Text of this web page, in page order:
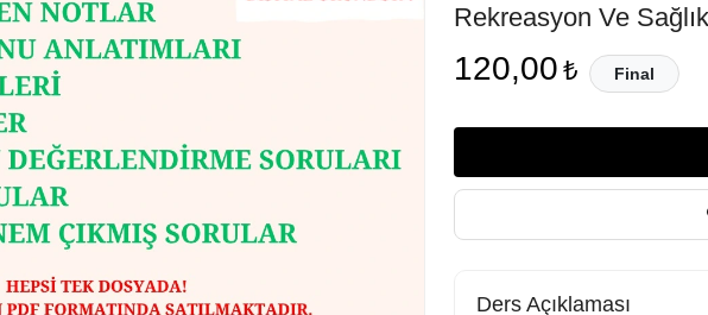
Rekreasyon Ve Sağlık
120,00 ₺ Final
Ders Açıklaması